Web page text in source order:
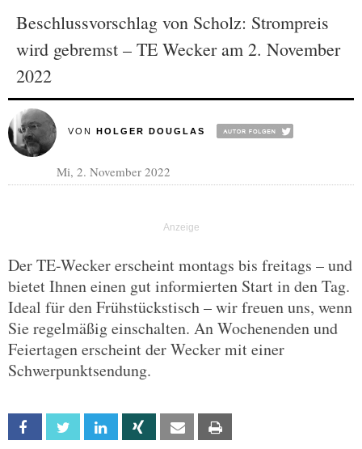
Beschlussvorschlag von Scholz: Strompreis
wird gebremst – TE Wecker am 2. November
2022
VON HOLGER DOUGLAS
Mi, 2. November 2022
Der TE-Wecker erscheint montags bis freitags – und
bietet Ihnen einen gut informierten Start in den Tag.
Ideal für den Frühstückstisch – wir freuen uns, wenn
Sie regelmäßig einschalten. An Wochenenden und
Feiertagen erscheint der Wecker mit einer
Schwerpunktsendung.
Facebook Twitter Linkedin Xing Email